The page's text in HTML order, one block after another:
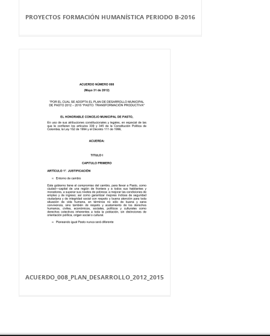
PROYECTOS FORMACIÓN HUMANÍSTICA PERIODO B-2016
ACUERDO_008_PLAN_DESARROLLO_2012_2015